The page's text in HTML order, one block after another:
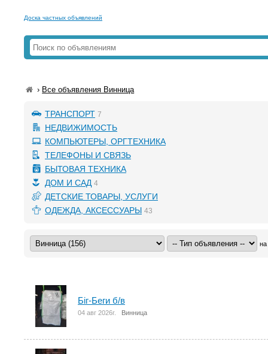
Доска частных объявлений
› Все объявления Винница
ТРАНСПОРТ 7
НЕДВИЖИМОСТЬ
КОМПЬЮТЕРЫ, ОРГТЕХНИКА
ТЕЛЕФОНЫ И СВЯЗЬ
БЫТОВАЯ ТЕХНИКА
ДОМ И САД 4
ДЕТСКИЕ ТОВАРЫ, УСЛУГИ
ОДЕЖДА, АКСЕССУАРЫ 43
на
Біг-Беги б/в
04 авг 2026г. Винница